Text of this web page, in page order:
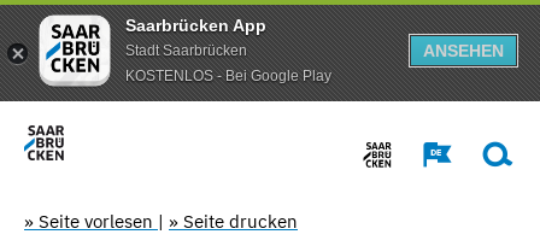
Saarbrücken App
Stadt Saarbrücken
KOSTENLOS - Bei Google Play
ANSEHEN
» Seite vorlesen | » Seite drucken